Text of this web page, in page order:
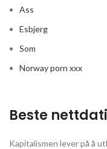
Ass
Esbjerg
Som
Norway porn xxx
Beste
Kapitalismen lever på å